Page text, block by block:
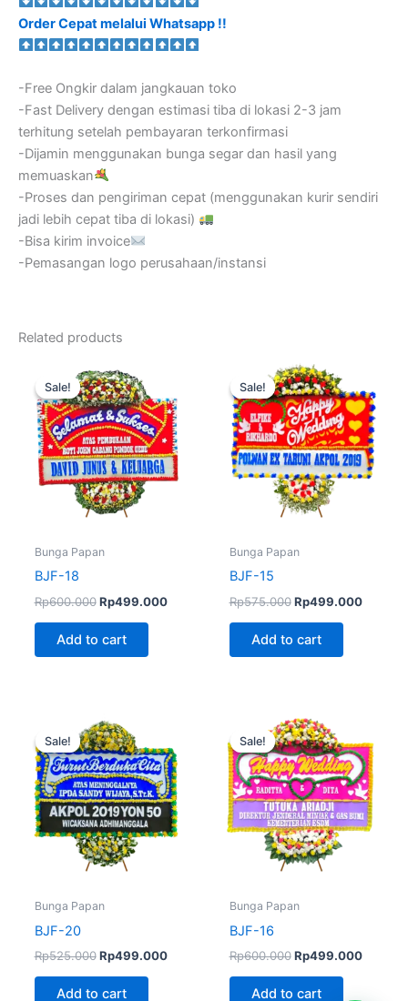
Order Cepat melalui Whatsapp !!
-Free Ongkir dalam jangkauan toko
-Fast Delivery dengan estimasi tiba di lokasi 2-3 jam
terhitung setelah pembayaran terkonfirmasi
-Dijamin menggunakan bunga segar dan hasil yang
memuaskan
-Proses dan pengiriman cepat (menggunakan kurir sendiri
jadi lebih cepat tiba di lokasi)
-Bisa kirim invoice
-Pemasangan logo perusahaan/instansi
Related products
Sale!
Sale!
Bunga Papan
BJF-18
Rp600.000
price
was:
Rp600.000.
Rp499.000
is:
Rp499.000.
Add to cart
Sale!
Sale!
Bunga Papan
BJF-15
Rp575.000
Original
price
was:
Rp575.000.
Rp499.000
is:
Add to cart
Sale!
Sale!
Bunga Papan
BJF-20
Rp525.000
Original
price
was:
Rp525.000.
Rp499.000
is:
Rp499.000.
Add to cart
Sale!
Sale!
Bunga Papan
BJF-16
Rp600.000
Original
price
was:
Rp600.000.
Rp499.000
is:
Add to cart